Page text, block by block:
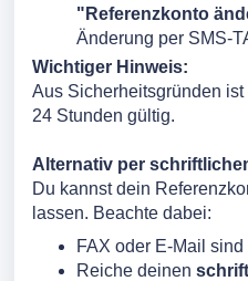
"Referenzkonto
Änderung per SMS-
Wichtiger Hinweis:
Aus Sicherheitsgründen
24 Stunden gültig.
Alternativ per
Du kannst dein
lassen. Beachte dabei:
FAX oder E-Mail
Reiche deinen